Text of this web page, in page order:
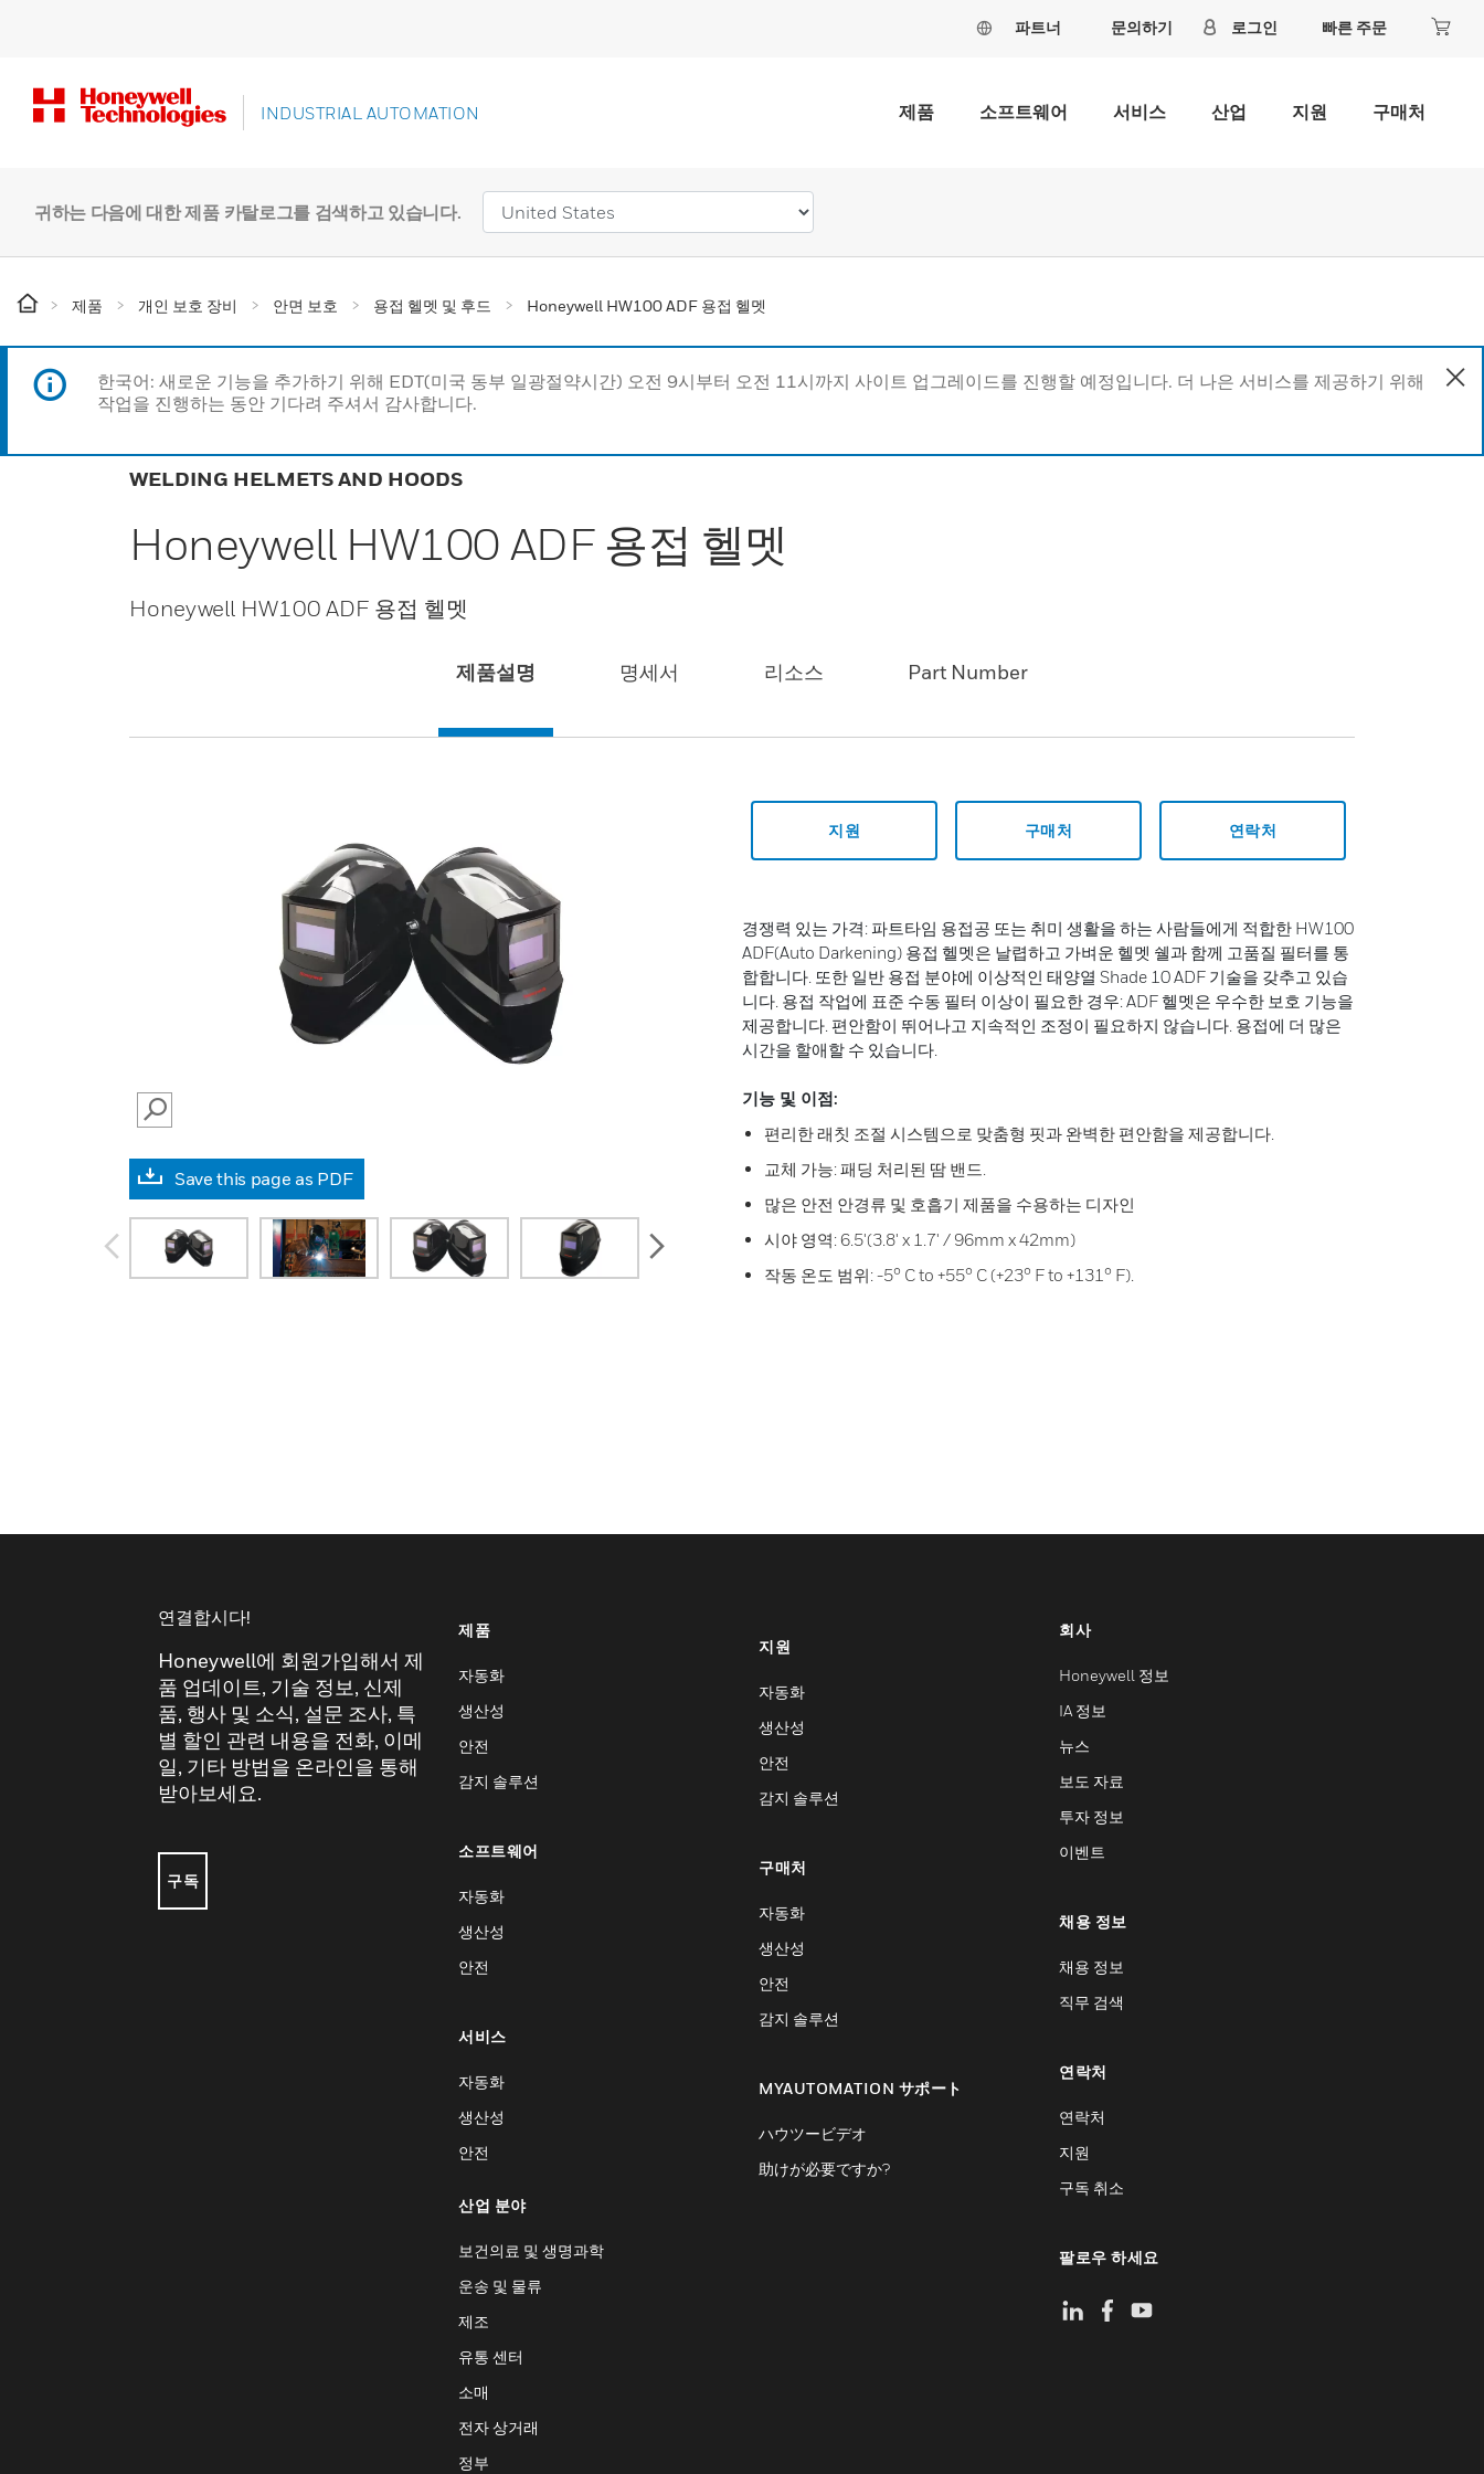
파트너 문의하기 로그인 빠른 주문
INDUSTRIAL AUTOMATION 제품 소프트웨어 서비스 산업 지원 구매처
귀하는 다음에 대한 제품 카탈로그를 검색하고 있습니다.
제품 개인 보호 장비 안면 보호 용접 헬멧 및 후드 Honeywell HW100 ADF 용접 헬멧
한국어: 새로운 기능을 추가하기 위해 EDT(미국 동부 일광절약시간) 오전 9시부터 오전 11시까지 사이트 업그레이드를 진행할 예정입니다. 더 나은 서비스를 제공하기 위해
작업을 진행하는 동안 기다려 주셔서 감사합니다.
WELDING HELMETS AND HOODS
Honeywell HW100 ADF 용접 헬멧
Honeywell HW100 ADF 용접 헬멧
제품설명 명세서 리소스 Part Number
SEARCH
Save this page as PDF
지원 구매처 연락처
경쟁력 있는 가격: 파트타임 용접공 또는 취미 생활을 하는 사람들에게 적합한 HW100
ADF(Auto Darkening) 용접 헬멧은 날렵하고 가벼운 헬멧 쉘과 함께 고품질 필터를 통
합합니다. 또한 일반 용접 분야에 이상적인 태양열 Shade 10 ADF 기술을 갖추고 있습
니다. 용접 작업에 표준 수동 필터 이상이 필요한 경우: ADF 헬멧은 우수한 보호 기능을
제공합니다. 편안함이 뛰어나고 지속적인 조정이 필요하지 않습니다. 용접에 더 많은
시간을 할애할 수 있습니다.
기능 및 이점:
편리한 래칫 조절 시스템으로 맞춤형 핏과 완벽한 편안함을 제공합니다.
교체 가능: 패딩 처리된 땀 밴드.
많은 안전 안경류 및 호흡기 제품을 수용하는 디자인
시야 영역: 6.5'(3.8' x 1.7' / 96mm x 42mm)
작동 온도 범위: -5° C to +55° C (+23° F to +131° F).
연결합시다!
Honeywell에 회원가입해서 제
품 업데이트, 기술 정보, 신제
품, 행사 및 소식, 설문 조사, 특
별 할인 관련 내용을 전화, 이메
일, 기타 방법을 온라인을 통해
받아보세요.
구독
제품
자동화
생산성
안전
감지 솔루션
소프트웨어
자동화
생산성
안전
서비스
자동화
생산성
안전
산업 분야
보건의료 및 생명과학
운송 및 물류
제조
유통 센터
소매
전자 상거래
정부
지원
자동화
생산성
안전
감지 솔루션
구매처
자동화
생산성
안전
감지 솔루션
MYAUTOMATION サポート
ハウツービデオ
助けが必要ですか?
회사
Honeywell 정보
IA 정보
뉴스
보도 자료
투자 정보
이벤트
채용 정보
채용 정보
직무 검색
연락처
연락처
지원
구독 취소
팔로우 하세요